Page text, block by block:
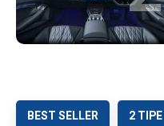
BEST SELLER
2 TIPE